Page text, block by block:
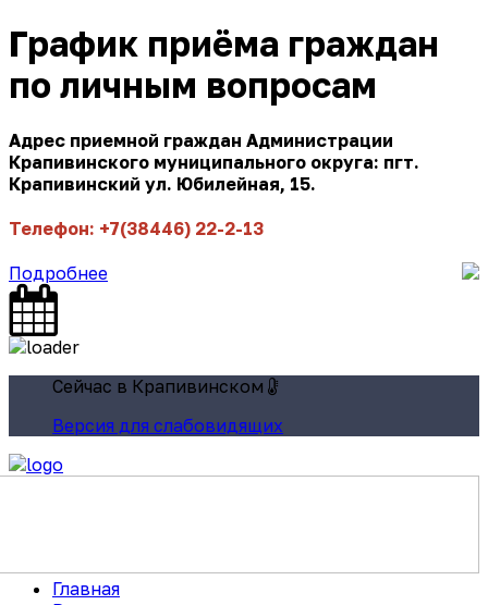
График приёма граждан
по личным вопросам
Адрес приемной граждан Администрации
Крапивинского муниципального округа: пгт.
Крапивинский ул. Юбилейная, 15.
Телефон: +7(38446) 22-2-13
Подробнее
Сейчас в Крапивинском
Версия для слабовидящих
Главная